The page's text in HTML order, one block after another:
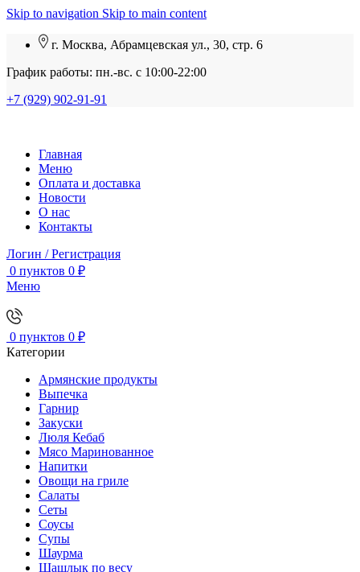
Skip to navigation Skip to main content
г. Москва, Абрамцевская ул., 30, стр. 6
График работы: пн.-вс. с 10:00-22:00
+7 (929) 902-91-91
Главная
Меню
Оплата и доставка
Новости
О нас
Контакты
Логин / Регистрация
0 пунктов 0 ₽
Меню
0 пунктов 0 ₽
Категории
Армянские продукты
Выпечка
Гарнир
Закуски
Люля Кебаб
Мясо Маринованное
Напитки
Овощи на гриле
Салаты
Сеты
Соусы
Супы
Шаурма
Шашлык по весу